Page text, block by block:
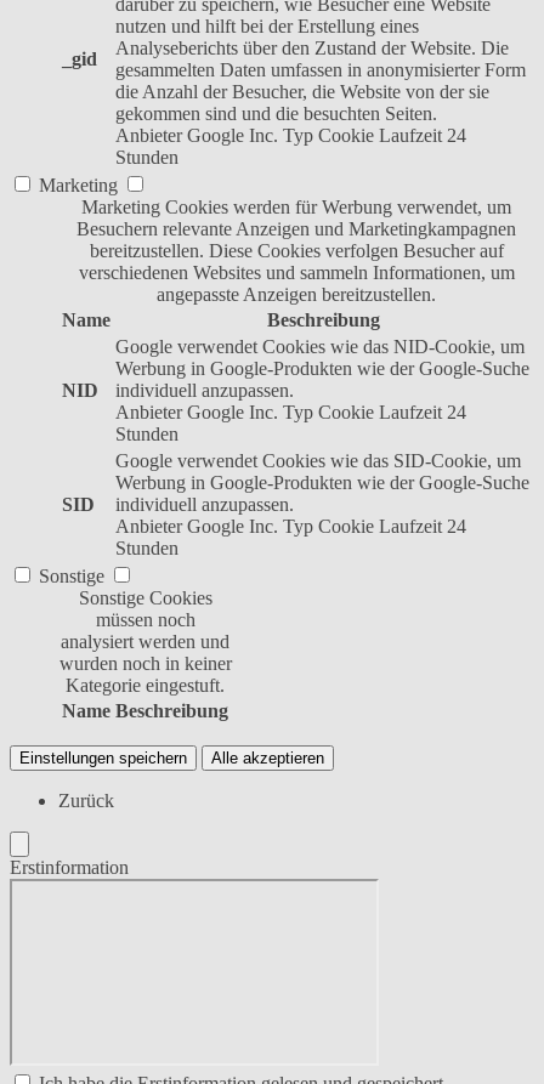
_gid
darüber zu speichern, wie Besucher eine Website
nutzen und hilft bei der Erstellung eines
Analyseberichts über den Zustand der Website. Die
gesammelten Daten umfassen in anonymisierter Form
die Anzahl der Besucher, die Website von der sie
gekommen sind und die besuchten Seiten.
Anbieter Google Inc. Typ Cookie Laufzeit 24
Stunden
Marketing
Marketing Cookies werden für Werbung verwendet, um
Besuchern relevante Anzeigen und Marketingkampagnen
bereitzustellen. Diese Cookies verfolgen Besucher auf
verschiedenen Websites und sammeln Informationen, um
angepasste Anzeigen bereitzustellen.
Name
Beschreibung
NID
Google verwendet Cookies wie das NID-Cookie, um
Werbung in Google-Produkten wie der Google-Suche
individuell anzupassen.
Anbieter Google Inc. Typ Cookie Laufzeit 24
Stunden
SID
Google verwendet Cookies wie das SID-Cookie, um
Werbung in Google-Produkten wie der Google-Suche
individuell anzupassen.
Anbieter Google Inc. Typ Cookie Laufzeit 24
Stunden
Sonstige
Sonstige Cookies
müssen noch
analysiert werden und
wurden noch in keiner
Kategorie eingestuft.
Name Beschreibung
Einstellungen speichern Alle akzeptieren
Zurück
Erstinformation